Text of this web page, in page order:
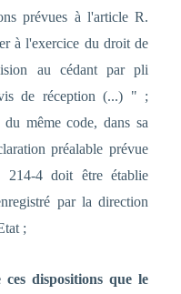
prévues à l'article R.
à l'exercice du droit de
au cédant par pli
de réception (...) " ;
même code, dans sa
préalable prévue
4 doit être établie
par la direction
;
dispositions que le